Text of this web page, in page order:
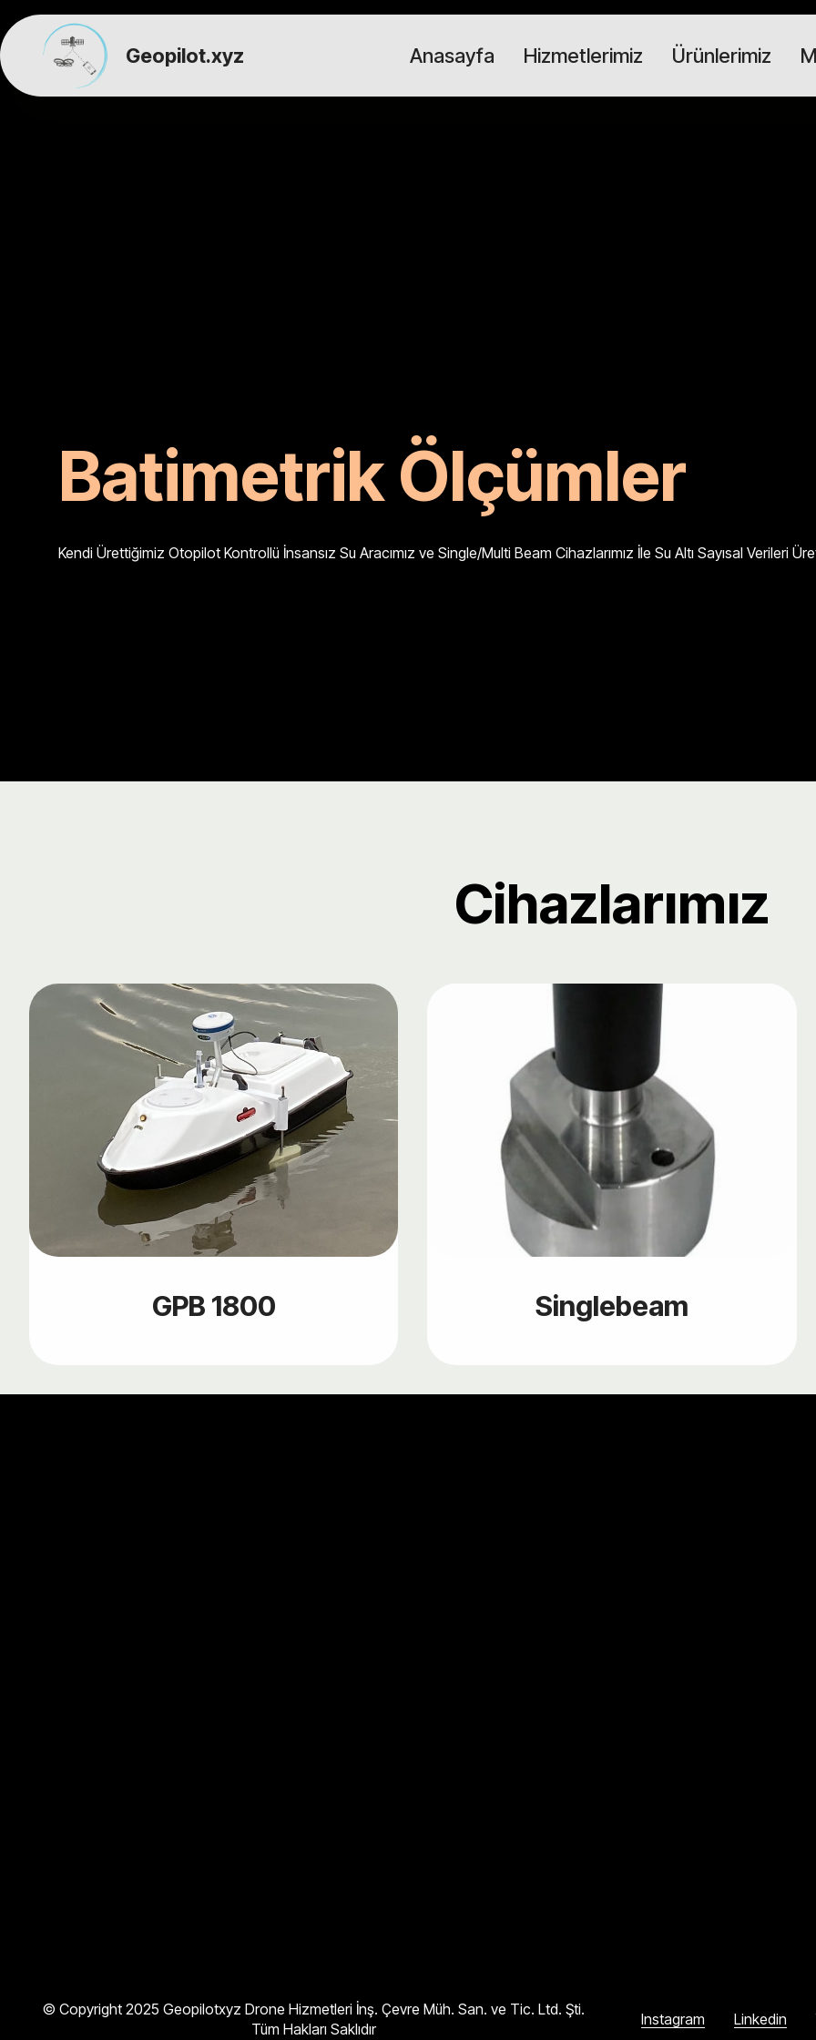
Geopilot.xyz Anasayfa Hizmetlerimiz Ürünlerimiz
Batimetrik Ölçümler
Kendi Ürettiğimiz Otopilot Kontrollü İnsansız Su Aracımız ve Single/Multi Beam Cihazlarımız İle Su Altı Sayısal Verileri
Cihazlarımız
GPB 1800 Singlebeam
© Copyright 2025 Geopilotxyz Drone Hizmetleri İnş. Çevre Müh. San. ve Tic. Ltd. Şti.
Tüm Hakları Saklıdır
Instagram Linkedin